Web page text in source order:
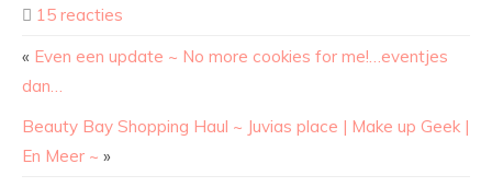
15 reacties
« Even een update ~ No more cookies for me!…eventjes
dan…
Beauty Bay Shopping Haul ~ Juvias place | Make up Geek |
En Meer ~ »